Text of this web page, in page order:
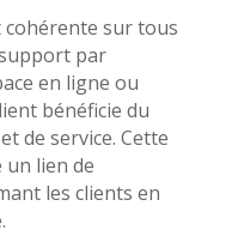
cohérente sur tous
support par
en ligne ou
bénéficie du
de service. Cette
lien de
les clients en